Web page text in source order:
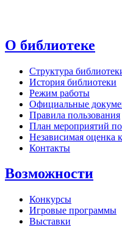
О библиотеке
Структура
История библиотеки
Режим работы
Официальные
Правила пользования
План мероприятий
Независимая оценка
Контакты
Возможности
Конкурсы
Игровые программы
Выставки